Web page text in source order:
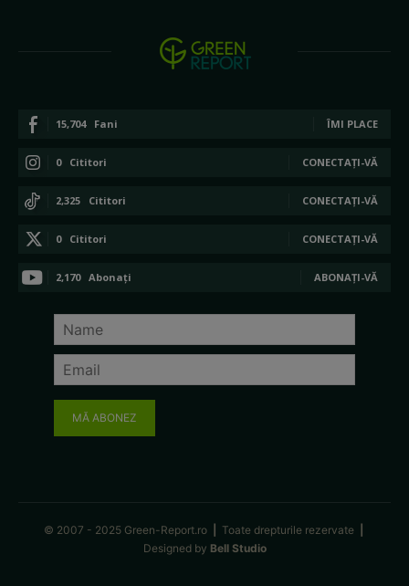
15,704 Fani ÎMI PLACE
0 Cititori CONECTAȚI-VĂ
2,325 Cititori CONECTAȚI-VĂ
0 Cititori CONECTAȚI-VĂ
2,170 Abonați ABONAȚI-VĂ
MĂ ABONEZ
© 2007 - 2025 Green-Report.ro Toate drepturile rezervate
Designed by Bell Studio